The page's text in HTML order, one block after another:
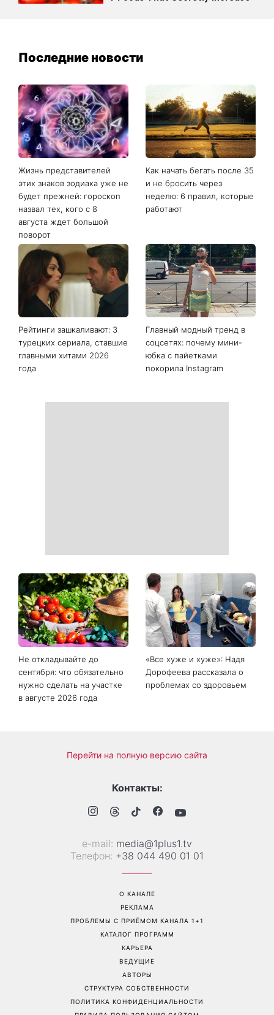
Последние новости
Рейтинги зашкаливают: 3
турецких сериала, ставшие
главными хитами 2026
года
Главный модный тренд в
соцсетях: почему мини-
юбка с пайетками
покорила Instagram
Не откладывайте до
сентября: что обязательно
нужно сделать на участке
«Все хуже и хуже»: Надя
Дорофеева рассказала о
проблемах со здоровьем